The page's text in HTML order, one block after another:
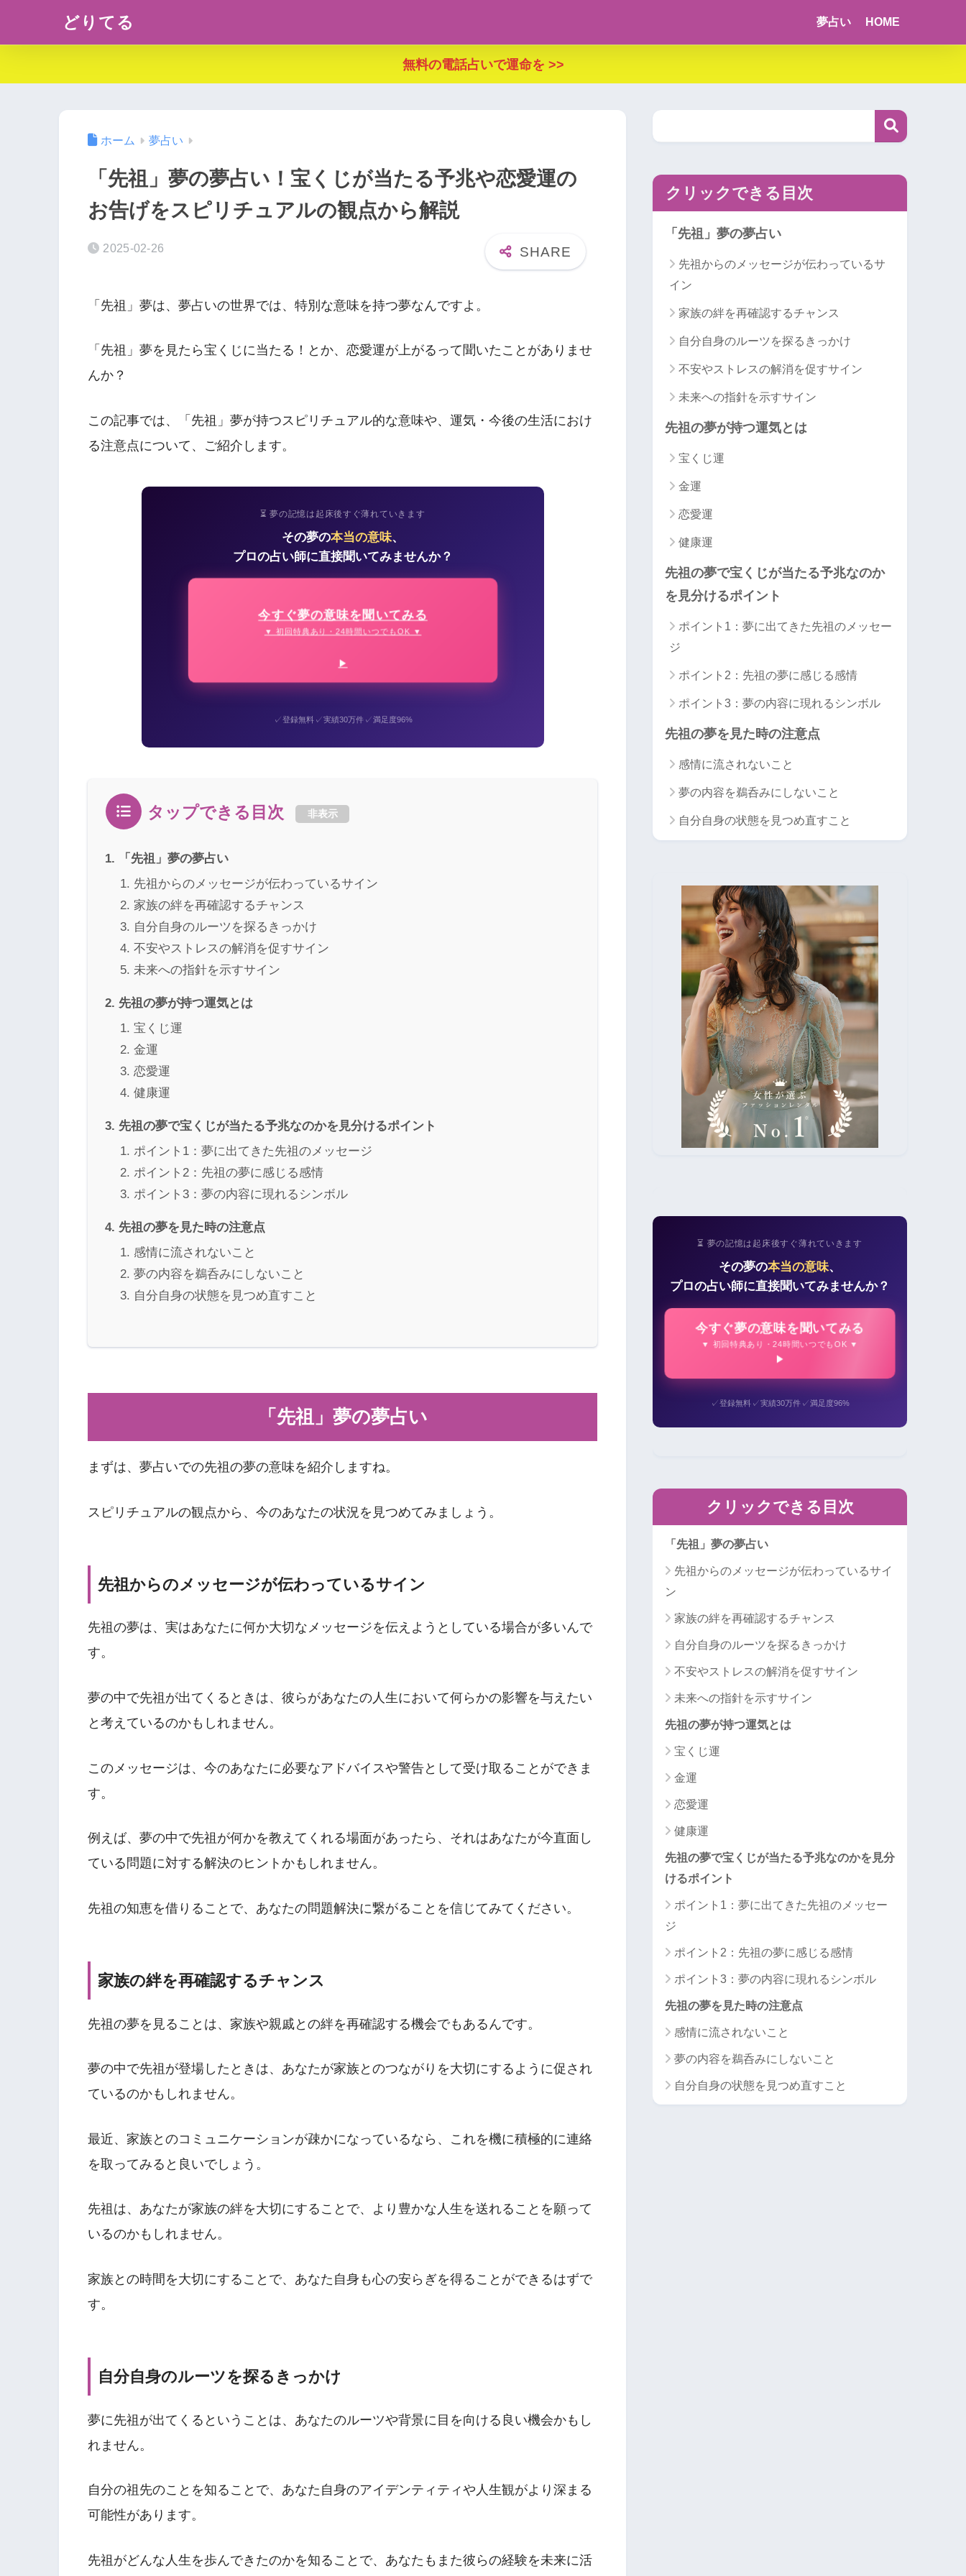
どりてる 夢占い HOME
無料の電話占いで運命を >>
ホーム 夢占い
「先祖」夢の夢占い！宝くじが当たる予兆や恋愛運の
お告げをスピリチュアルの観点から解説
2025-02-26
「先祖」夢は、夢占いの世界では、特別な意味を持つ夢なんですよ。
「先祖」夢を見たら宝くじに当たる！とか、恋愛運が上がるって聞いたことがありませ
んか？
この記事では、「先祖」夢が持つスピリチュアル的な意味や、運気・今後の生活におけ
る注意点について、ご紹介します。
⏳ 夢の記憶は起床後すぐ薄れていきます
その夢の本当の意味、
プロの占い師に直接聞いてみませんか？
今すぐ夢の意味を聞いてみる
▼ 初回特典あり・24時間いつでもOK ▼
✓登録無料✓実績30万件✓満足度96%
タップできる目次 非表示
「先祖」夢の夢占い
先祖からのメッセージが伝わっているサイン
家族の絆を再確認するチャンス
自分自身のルーツを探るきっかけ
不安やストレスの解消を促すサイン
未来への指針を示すサイン
先祖の夢が持つ運気とは
宝くじ運
金運
恋愛運
健康運
先祖の夢で宝くじが当たる予兆なのかを見分けるポイント
ポイント1：夢に出てきた先祖のメッセージ
ポイント2：先祖の夢に感じる感情
ポイント3：夢の内容に現れるシンボル
先祖の夢を見た時の注意点
感情に流されないこと
夢の内容を鵜呑みにしないこと
自分自身の状態を見つめ直すこと
「先祖」夢の夢占い
まずは、夢占いでの先祖の夢の意味を紹介しますね。
スピリチュアルの観点から、今のあなたの状況を見つめてみましょう。
先祖からのメッセージが伝わっているサイン
先祖の夢は、実はあなたに何か大切なメッセージを伝えようとしている場合が多いんで
す。
夢の中で先祖が出てくるときは、彼らがあなたの人生において何らかの影響を与えたい
と考えているのかもしれません。
このメッセージは、今のあなたに必要なアドバイスや警告として受け取ることができま
す。
例えば、夢の中で先祖が何かを教えてくれる場面があったら、それはあなたが今直面し
ている問題に対する解決のヒントかもしれません。
先祖の知恵を借りることで、あなたの問題解決に繋がることを信じてみてください。
家族の絆を再確認するチャンス
先祖の夢を見ることは、家族や親戚との絆を再確認する機会でもあるんです。
夢の中で先祖が登場したときは、あなたが家族とのつながりを大切にするように促され
ているのかもしれません。
最近、家族とのコミュニケーションが疎かになっているなら、これを機に積極的に連絡
を取ってみると良いでしょう。
先祖は、あなたが家族の絆を大切にすることで、より豊かな人生を送れることを願って
いるのかもしれません。
家族との時間を大切にすることで、あなた自身も心の安らぎを得ることができるはずで
す。
自分自身のルーツを探るきっかけ
夢に先祖が出てくるということは、あなたのルーツや背景に目を向ける良い機会かもし
れません。
自分の祖先のことを知ることで、あなた自身のアイデンティティや人生観がより深まる
可能性があります。
先祖がどんな人生を歩んできたのかを知ることで、あなたもまた彼らの経験を未来に活
クリックできる目次
「先祖」夢の夢占い
先祖からのメッセージが伝わっているサ
イン
家族の絆を再確認するチャンス
自分自身のルーツを探るきっかけ
不安やストレスの解消を促すサイン
未来への指針を示すサイン
先祖の夢が持つ運気とは
宝くじ運
金運
恋愛運
健康運
先祖の夢で宝くじが当たる予兆なのか
を見分けるポイント
ポイント1：夢に出てきた先祖のメッセー
ジ
ポイント2：先祖の夢に感じる感情
ポイント3：夢の内容に現れるシンボル
先祖の夢を見た時の注意点
感情に流されないこと
夢の内容を鵜呑みにしないこと
自分自身の状態を見つめ直すこと
⏳ 夢の記憶は起床後すぐ薄れていきます
その夢の本当の意味、
プロの占い師に直接聞いてみませんか？
今すぐ夢の意味を聞いてみる
▼ 初回特典あり・24時間いつでもOK ▼
✓登録無料 ✓実績30万件 ✓満足度96%
クリックできる目次
「先祖」夢の夢占い
先祖からのメッセージが伝わっているサイ
ン
家族の絆を再確認するチャンス
自分自身のルーツを探るきっかけ
不安やストレスの解消を促すサイン
未来への指針を示すサイン
先祖の夢が持つ運気とは
宝くじ運
金運
恋愛運
健康運
先祖の夢で宝くじが当たる予兆なのかを見分
けるポイント
ポイント1：夢に出てきた先祖のメッセー
ジ
ポイント2：先祖の夢に感じる感情
ポイント3：夢の内容に現れるシンボル
先祖の夢を見た時の注意点
感情に流されないこと
夢の内容を鵜呑みにしないこと
自分自身の状態を見つめ直すこと